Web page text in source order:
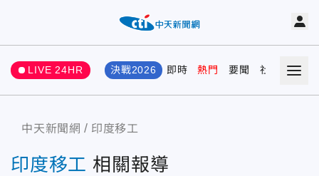
LIVE 24HR 決戰2026 即時 熱門 要聞 社會 娛樂
中天新聞網 印度移工
印度移工 相關報導